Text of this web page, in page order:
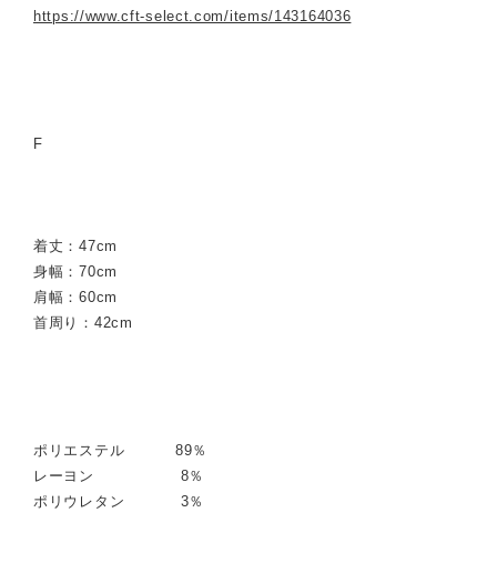
https://www.cft-select.com/items/143164036
F
着丈：47cm
身幅：70cm
肩幅：60cm
首周り：42cm
ポリエステル 89％
レーヨン 8％
ポリウレタン 3％